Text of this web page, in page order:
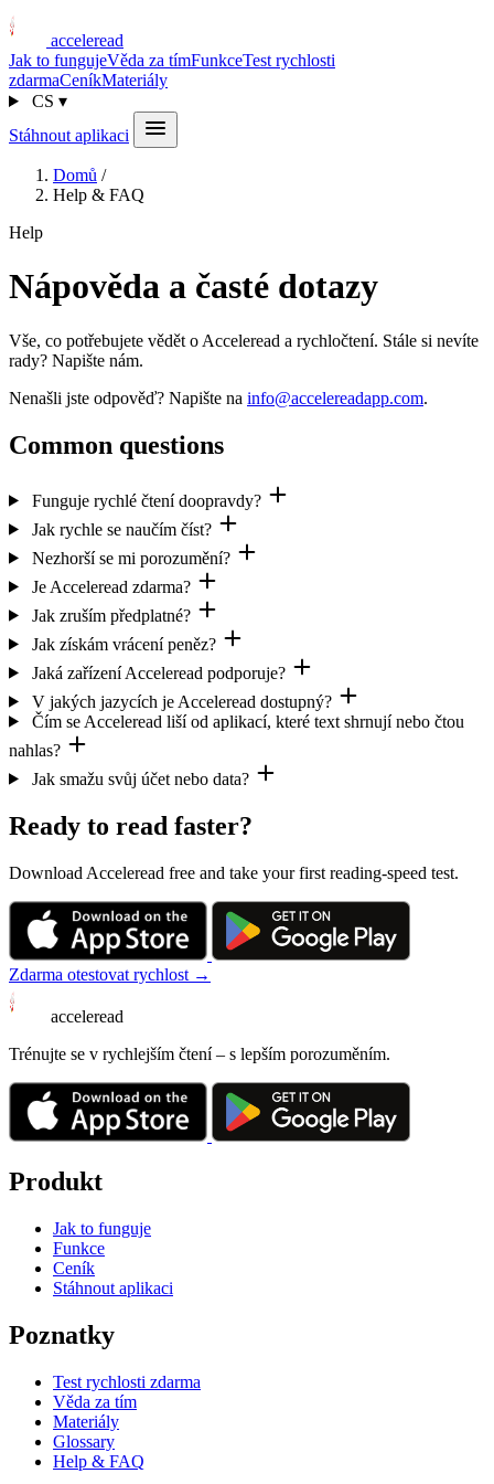
acceleread
Jak to fungujeVěda za tímFunkceTest rychlosti
zdarmaCeníkMateriály
CS ▾
Stáhnout aplikaci
Domů /
Help & FAQ
Help
Nápověda a časté dotazy
Vše, co potřebujete vědět o Acceleread a rychločtení. Stále si nevíte
rady? Napište nám.
Nenašli jste odpověď? Napište na info@accelereadapp.com.
Common questions
Funguje rychlé čtení doopravdy?
Jak rychle se naučím číst?
Nezhorší se mi porozumění?
Je Acceleread zdarma?
Jak zruším předplatné?
Jak získám vrácení peněz?
Jaká zařízení Acceleread podporuje?
V jakých jazycích je Acceleread dostupný?
Čím se Acceleread liší od aplikací, které text shrnují nebo čtou
nahlas?
Jak smažu svůj účet nebo data?
Ready to read faster?
Download Acceleread free and take your first reading-speed test.
Zdarma otestovat rychlost →
acceleread
Trénujte se v rychlejším čtení – s lepším porozuměním.
Produkt
Jak to funguje
Funkce
Ceník
Stáhnout aplikaci
Poznatky
Test rychlosti zdarma
Věda za tím
Materiály
Glossary
Help & FAQ